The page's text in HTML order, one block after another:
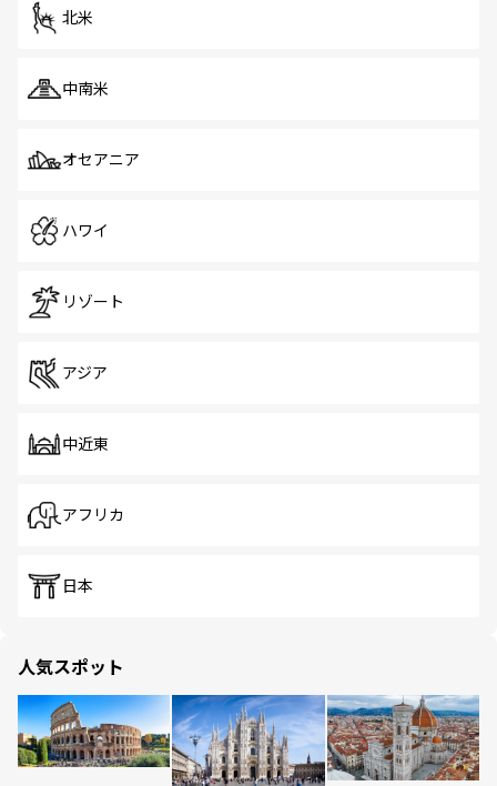
北米
中南米
オセアニア
ハワイ
リゾート
アジア
中近東
アフリカ
日本
人気スポット